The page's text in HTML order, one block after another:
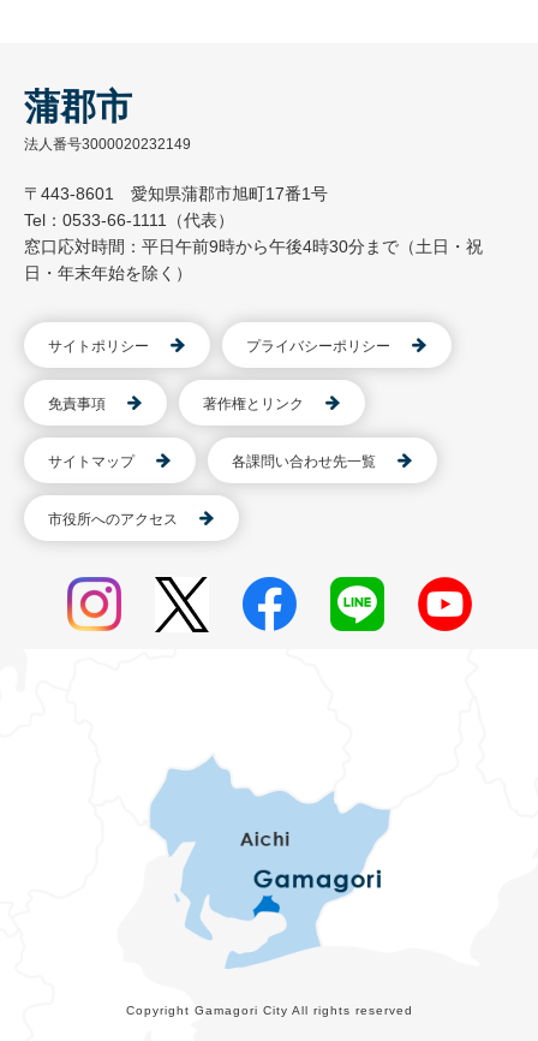
蒲郡市
法人番号3000020232149
〒443-8601 愛知県蒲郡市旭町17番1号
Tel：0533-66-1111（代表）
窓口応対時間：平日午前9時から午後4時30分まで（土日・祝
日・年末年始を除く）
サイトポリシー プライバシーポリシー
免責事項 著作権とリンク
サイトマップ 各課問い合わせ先一覧
市役所へのアクセス
Copyright Gamagori City All rights reserved